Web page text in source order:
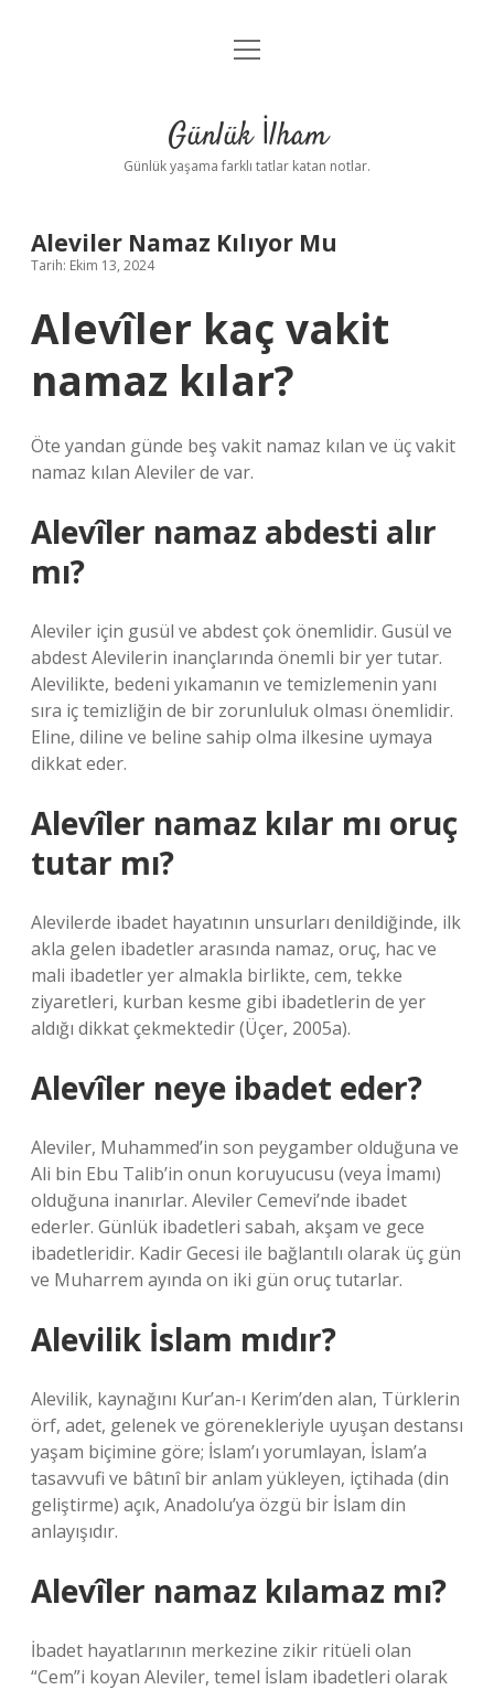
Anasayfa
Yasal Uyarı
menüyü
Günlük İlham
Günlük yaşama farklı tatlar katan notlar.
Aleviler Namaz Kılıyor Mu
Tarih: Ekim 13, 2024
Alevîler kaç vakit
namaz kılar?
Öte yandan günde beş vakit namaz kılan ve üç vakit
namaz kılan Aleviler de var.
Alevîler namaz abdesti alır
mı?
Aleviler için gusül ve abdest çok önemlidir. Gusül ve
abdest Alevilerin inançlarında önemli bir yer tutar.
Alevilikte, bedeni yıkamanın ve temizlemenin yanı
sıra iç temizliğin de bir zorunluluk olması önemlidir.
Eline, diline ve beline sahip olma ilkesine uymaya
dikkat eder.
Alevîler namaz kılar mı oruç
tutar mı?
Alevilerde ibadet hayatının unsurları denildiğinde, ilk
akla gelen ibadetler arasında namaz, oruç, hac ve
mali ibadetler yer almakla birlikte, cem, tekke
ziyaretleri, kurban kesme gibi ibadetlerin de yer
aldığı dikkat çekmektedir (Üçer, 2005a).
Alevîler neye ibadet eder?
Aleviler, Muhammed’in son peygamber olduğuna ve
Ali bin Ebu Talib’in onun koruyucusu (veya İmamı)
olduğuna inanırlar. Aleviler Cemevi’nde ibadet
ederler. Günlük ibadetleri sabah, akşam ve gece
ibadetleridir. Kadir Gecesi ile bağlantılı olarak üç gün
ve Muharrem ayında on iki gün oruç tutarlar.
Alevilik İslam mıdır?
Alevilik, kaynağını Kur’an-ı Kerim’den alan, Türklerin
örf, adet, gelenek ve görenekleriyle uyuşan destansı
yaşam biçimine göre; İslam’ı yorumlayan, İslam’a
tasavvufi ve bâtınî bir anlam yükleyen, içtihada (din
geliştirme) açık, Anadolu’ya özgü bir İslam din
anlayışıdır.
Alevîler namaz kılamaz mı?
İbadet hayatlarının merkezine zikir ritüeli olan
“Cem”i koyan Aleviler, temel İslam ibadetleri olarak